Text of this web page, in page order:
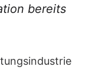
bereits